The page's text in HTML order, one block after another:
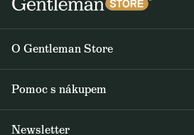
O Gentleman Store
Pomoc s nákupem
Newsletter